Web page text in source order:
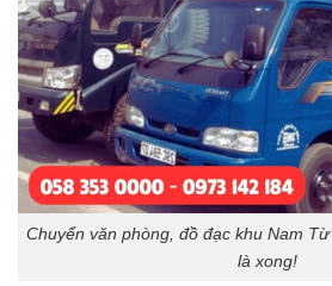
Chuyển văn phòng, đồ đạc khu Nam
là xong!